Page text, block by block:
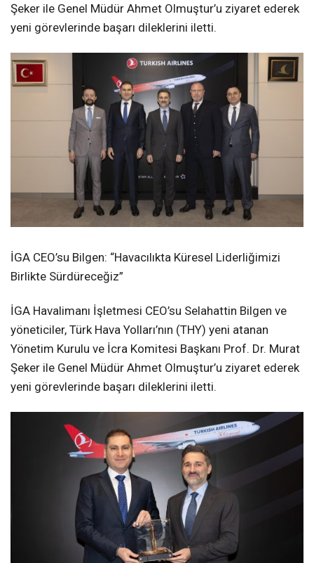
TikTok
Şeker ile Genel Müdür Ahmet Olmuştur’u ziyaret ederek
yeni görevlerinde başarı dileklerini iletti.
İGA CEO’su Bilgen: “Havacılıkta Küresel Liderliğimizi
Birlikte Sürdüreceğiz”
İGA Havalimanı İşletmesi CEO’su Selahattin Bilgen ve
yöneticiler, Türk Hava Yolları’nın (THY) yeni atanan
Yönetim Kurulu ve İcra Komitesi Başkanı Prof. Dr. Murat
Şeker ile Genel Müdür Ahmet Olmuştur’u ziyaret ederek
yeni görevlerinde başarı dileklerini iletti.